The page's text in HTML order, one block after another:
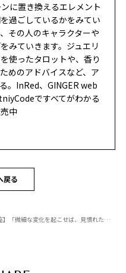
に置き換えるエレメント
過ごしているかをみてい
その人のキャラクターや
みていきます。ジュエリ
使ったタロットや、香り
めのアドバイスなど、ア
。InRed、GINGER web
ですべてがわかる
中
戻る
変化を起こせば、見慣れた景色が新鮮に輝き始める」杉浦エイトの幸運を呼ぶ12星座占い（7/7～8/6）